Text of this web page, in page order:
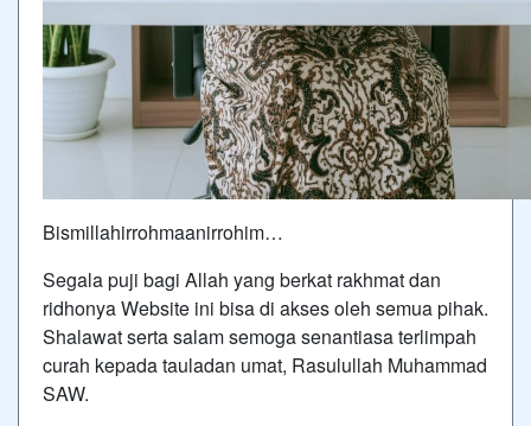
Bismillahirrohmaanirrohim…
Segala puji bagi Allah yang berkat rakhmat dan
ridhonya Website ini bisa di akses oleh semua pihak.
Shalawat serta salam semoga senantiasa terlimpah
curah kepada tauladan umat, Rasulullah Muhammad
SAW.